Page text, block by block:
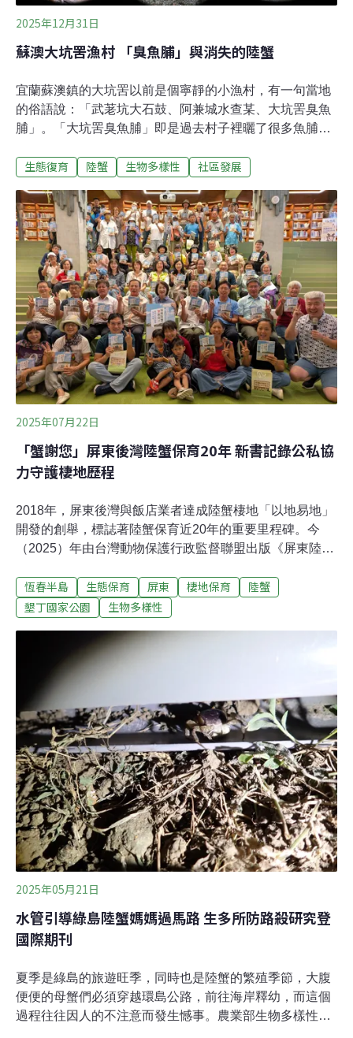
2025年12月31日
蘇澳大坑罟漁村 「臭魚脯」與消失的陸蟹
宜蘭蘇澳鎮的大坑罟以前是個寧靜的小漁村，有一句當地
的俗語說：「武荖坑大石鼓、阿兼城水查某、大坑罟臭魚
脯」。「大坑罟臭魚脯」即是過去村子裡曬了很多魚脯，
邀至宜蘭蘇澳大坑罟社區發展協會，進行一場有關陸蟹生
示，陸蟹生態的調查與相關教育，正是該做的方向，因為
這是社區的重要共同記憶。於是在隔（2021）年，在宜蘭
城鄉潮間帶公司的委託下，我前往宜蘭蘇澳大坑罟社區進
行海岸林調查，帶來一連串有趣的故事與研究。原來陸蟹
不住在樹林裡？大坑罟社區位於宜蘭蘇澳鎮，東鄰太平
洋，北鄰新城溪，西邊及南邊則受港口大排環繞。當地人
戲稱，大坑罟亦可像是一個「離島」。大坑罟東邊緊鄰著
一大片海岸林，我原先預想著，海岸林下的陸蟹多樣性一
定很高。經過第一次調查後，除了沙灘上零星幾隻沙蟹，
海岸林底層竟然相當的寂靜，這讓我們研究團隊大
生態復育 陸蟹 生物多樣性 社區發展
2025年07月22日
「蟹謝您」屏東後灣陸蟹保育20年 新書記錄公私協
力守護棲地歷程
2018年，屏東後灣與飯店業者達成陸蟹棲地「以地易地」
開發的創舉，標誌著陸蟹保育近20年的重要里程碑。今
（2025）年由台灣動物保護行政監督聯盟出版《屏東陸
協力護蟹的過程，7月18日在屏東市舉辦新書發表會。台
灣動物保護行政監督聯盟秘書長何宗勳表示，本書記錄自
社區共同提出以地易地的創新保育方案。這項作法在屏東
縣政府與墾管處的積極協商下，最終獲得開發業者正面的
回應與配合，成功保住全台最關鍵的陸蟹棲地，開創台灣
首例由民間倡議、公私協力完成的生態用地轉型典範。18
日發表會上，屏東縣政府、墾管處、環團、陸蟹學者和後
灣在地居民齊聚一堂。後灣社區發展協會理事長尤子鴻表
示，後灣陸蟹的保育過程走過衝突與和解，以地易地的成
功，說明保育和經濟發展可以取得平衡，而地方居民期待
能夠發展立足。期盼往後後灣進入新的里
恆春半島 生態保育 屏東 棲地保育
陸蟹
墾丁國家公園
生物多樣性
2025年05月21日
水管引導綠島陸蟹媽媽過馬路 生多所防路殺研究登
國際期刊
夏季是綠島的旅遊旺季，同時也是陸蟹的繁殖季節，大腹
便便的母蟹們必須穿越環島公路，前往海岸釋幼，而這個
過程往往因人的不注意而發生憾事。農業部生物多樣性研